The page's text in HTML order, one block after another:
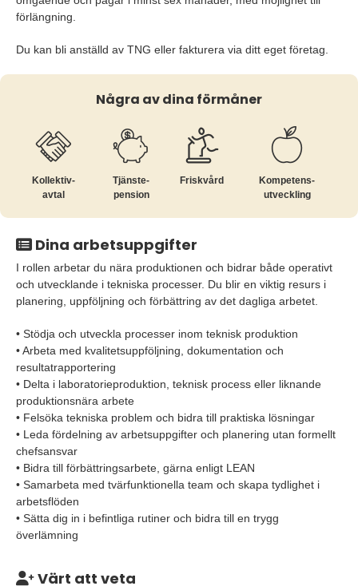
förlängning.
Du kan bli anställd av TNG eller fakturera via ditt eget företag.
Några av dina förmåner
Kollektiv­
avtal
Tjänste­
pension
Friskvård
Kompetens­
utveckling
Dina arbetsuppgifter
I rollen arbetar du nära produktionen och bidrar både operativt
och utvecklande i tekniska processer. Du blir en viktig resurs i
planering, uppföljning och förbättring av det dagliga arbetet.
• Stödja och utveckla processer inom teknisk produktion
• Arbeta med kvalitetsuppföljning, dokumentation och
resultatrapportering
• Delta i laboratorieproduktion, teknisk process eller liknande
produktionsnära arbete
• Felsöka tekniska problem och bidra till praktiska lösningar
• Leda fördelning av arbetsuppgifter och planering utan formellt
chefsansvar
• Bidra till förbättringsarbete, gärna enligt LEAN
• Samarbeta med tvärfunktionella team och skapa tydlighet i
arbetsflöden
• Sätta dig in i befintliga rutiner och bidra till en trygg
överlämning
Värt att veta